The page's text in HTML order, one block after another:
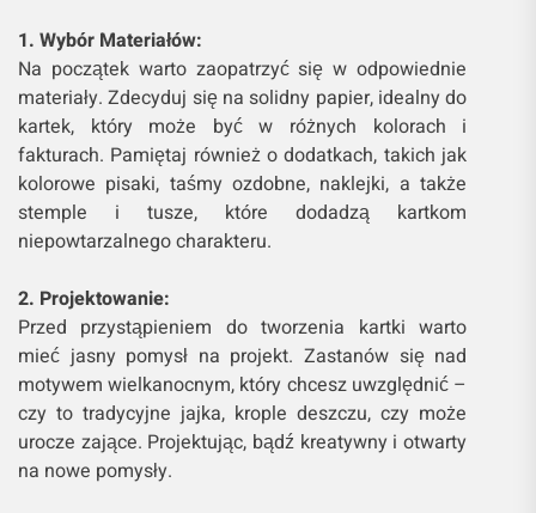
1. Wybór Materiałów:
Na początek warto zaopatrzyć się w odpowiednie
materiały. Zdecyduj się na solidny papier, idealny do
kartek, który może być w różnych kolorach i
fakturach. Pamiętaj również o dodatkach, takich jak
kolorowe pisaki, taśmy ozdobne, naklejki, a także
stemple i tusze, które dodadzą kartkom
niepowtarzalnego charakteru.
2. Projektowanie:
Przed przystąpieniem do tworzenia kartki warto
mieć jasny pomysł na projekt. Zastanów się nad
motywem wielkanocnym, który chcesz uwzględnić –
czy to tradycyjne jajka, krople deszczu, czy może
urocze zające. Projektując, bądź kreatywny i otwarty
na nowe pomysły.